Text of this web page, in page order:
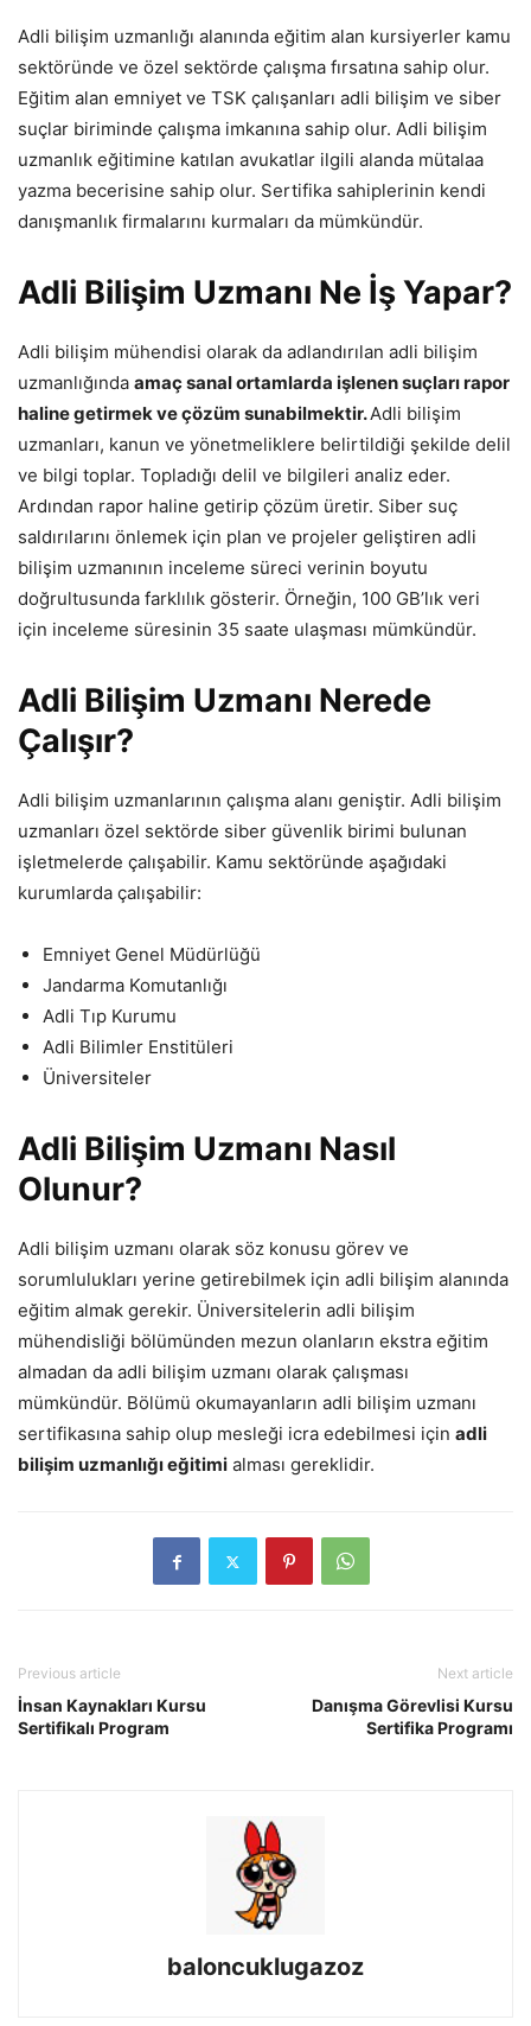
Adli bilişim uzmanlığı alanında eğitim alan kursiyerler kamu
sektöründe ve özel sektörde çalışma fırsatına sahip olur.
Eğitim alan emniyet ve TSK çalışanları adli bilişim ve siber
suçlar biriminde çalışma imkanına sahip olur. Adli bilişim
uzmanlık eğitimine katılan avukatlar ilgili alanda mütalaa
yazma becerisine sahip olur. Sertifika sahiplerinin kendi
danışmanlık firmalarını kurmaları da mümkündür.
Adli Bilişim Uzmanı Ne İş Yapar?
Adli bilişim mühendisi olarak da adlandırılan adli bilişim
uzmanlığında amaç sanal ortamlarda işlenen suçları rapor
haline getirmek ve çözüm sunabilmektir.Adli bilişim
uzmanları, kanun ve yönetmeliklere belirtildiği şekilde delil
ve bilgi toplar. Topladığı delil ve bilgileri analiz eder.
Ardından rapor haline getirip çözüm üretir. Siber suç
saldırılarını önlemek için plan ve projeler geliştiren adli
bilişim uzmanının inceleme süreci verinin boyutu
doğrultusunda farklılık gösterir. Örneğin, 100 GB’lık veri
için inceleme süresinin 35 saate ulaşması mümkündür.
Adli Bilişim Uzmanı Nerede
Çalışır?
Adli bilişim uzmanlarının çalışma alanı geniştir. Adli bilişim
uzmanları özel sektörde siber güvenlik birimi bulunan
işletmelerde çalışabilir. Kamu sektöründe aşağıdaki
kurumlarda çalışabilir:
Emniyet Genel Müdürlüğü
Jandarma Komutanlığı
Adli Tıp Kurumu
Adli Bilimler Enstitüleri
Üniversiteler
Adli Bilişim Uzmanı Nasıl
Olunur?
Adli bilişim uzmanı olarak söz konusu görev ve
sorumlulukları yerine getirebilmek için adli bilişim alanında
eğitim almak gerekir. Üniversitelerin adli bilişim
mühendisliği bölümünden mezun olanların ekstra eğitim
almadan da adli bilişim uzmanı olarak çalışması
mümkündür. Bölümü okumayanların adli bilişim uzmanı
sertifikasına sahip olup mesleği icra edebilmesi için adli
bilişim uzmanlığı eğitimi alması gereklidir.
Previous article
İnsan Kaynakları Kursu
Sertifikalı Program
Next article
Danışma Görevlisi Kursu
Sertifika Programı
baloncuklugazoz